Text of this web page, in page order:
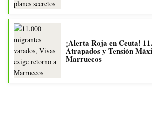
¡Alerta Roja en Ceuta!
Atrapados y Tensión
Marruecos